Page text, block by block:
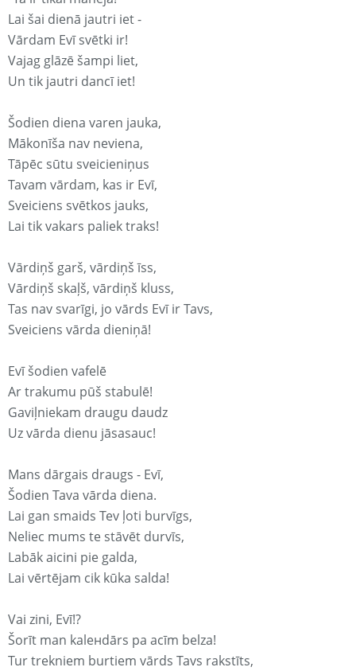
Lai šai dienā jautri iet -
Vārdam Evī svētki ir!
Vajag glāzē šampi liet,
Un tik jautri dancī iet!
Šodien diena varen jauka,
Mākonīša nav neviena,
Tāpēc sūtu sveicieniņus
Tavam vārdam, kas ir Evī,
Sveiciens svētkos jauks,
Lai tik vakars paliek traks!
Vārdiņš garš, vārdiņš īss,
Vārdiņš skaļš, vārdiņš kluss,
Tas nav svarīgi, jo vārds Evī ir Tavs,
Sveiciens vārda dieniņā!
Evī šodien vafelē
Ar trakumu pūš stabulē!
Gaviļniekam draugu daudz
Uz vārda dienu jāsasauc!
Mans dārgais draugs - Evī,
Šodien Tava vārda diena.
Lai gan smaids Tev ļoti burvīgs,
Neliec mums te stāvēt durvīs,
Labāk aicini pie galda,
Lai vērtējam cik kūka salda!
Vai zini, Evī!?
Šorīt man kaleнdārs pa acīm belza!
Tur trekniem burtiem vārds Tavs rakstīts,